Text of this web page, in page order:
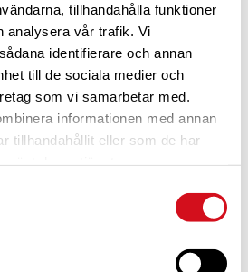
tillhandahålla funktioner
analysera vår trafik. Vi
identifierare och annan
till de sociala medier och
som vi samarbetar med.
informationen med annan
tillhandahållit eller som de har
ny medlemTa del av alla förmåner.
medlem idag.